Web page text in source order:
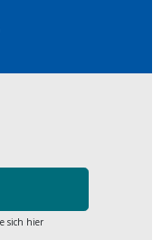
sich hier